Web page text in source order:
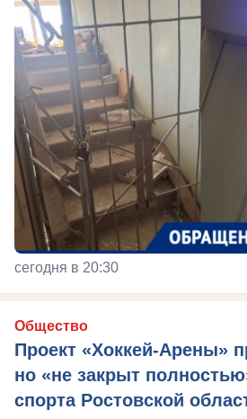
сегодня в 20:30
Общество
Проект «Хоккей-Арены»
но «не закрыт
спорта Ростовской